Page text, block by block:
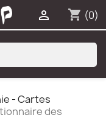
shopping_cart (0)

- Cartes
des